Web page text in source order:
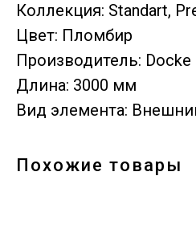
Коллекция: Standart,
Цвет: Пломбир
Производитель: Docke
Длина: 3000 мм
Вид элемента:
Похожие товары